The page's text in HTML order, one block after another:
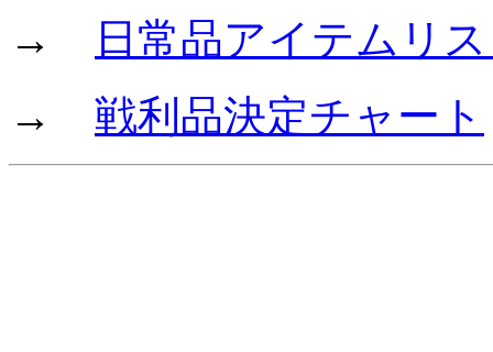
→
日常品アイテムリ
→ 戦利品決定チャート